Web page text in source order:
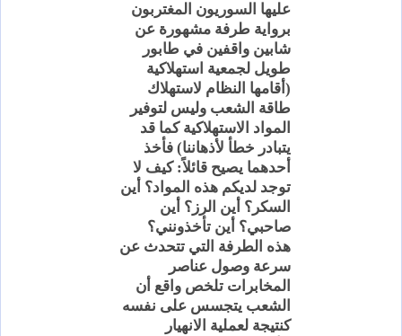
عليها السوريون المغتربون
برواية طرفة مشهورة عن
شابين واقفين في طابور
طويل لجمعية استهلاكية
(أقامها النظام لاستهلاك
طاقة الشعب وليس لتوفير
المواد الاستهلاكية كما قد
يتبادر خطأ لأذهاننا) فأخذ
أحدهما يصيح قائلاً: كيف لا
توجد لديكم هذه المواد؟ أين
السكر؟ أين الرز؟ أين
صاحبي؟ أين تأخذونني؟
هذه الطرفة التي تتحدث عن
سرعة وصول عناصر
المخابرات تلخص واقع أن
الشعب يتجسس على نفسه
كنتيجة لعملية الانهيار